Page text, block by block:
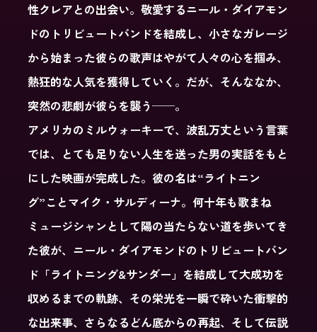
性クレアとの出会い。敬愛するニール・ダイアモン
ドのトリビュートバンドを結成し、小さなガレージ
から始まった彼らの歌声はやがて人々の心を掴み、
熱狂的な人気を獲得していく。だが、そんななか、
突然の悲劇が彼らを襲う──。
アメリカのミルウォーキーで、波乱万丈という言葉
では、とても足りない人生を送った男の実話をもと
にした映画が完成した。彼の名は“ライトニン
グ”ことマイク・サルディーナ。何十年も歌まね
ミュージシャンとして陽の当たらない道を歩いてき
た彼が、ニール・ダイアモンドのトリビュートバン
ド「ライトニング&サンダー」を結成して大成功を
収めるまでの軌跡、その栄光を一瞬で砕いた衝撃的
な出来事、さらなるどん底からの再起、そして伝説